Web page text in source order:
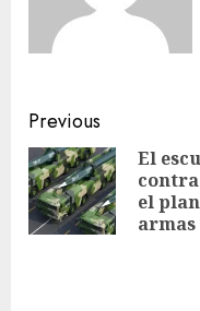
Previous
El
el